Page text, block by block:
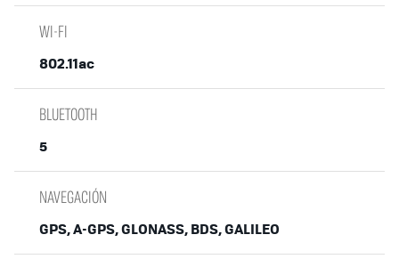
WI-FI
802.11ac
BLUETOOTH
5
NAVEGACIÓN
GPS, A-GPS, GLONASS, BDS, GALILEO